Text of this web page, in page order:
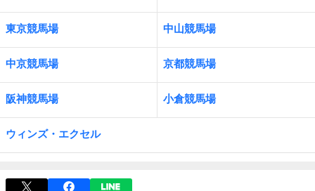
東京競馬場 中山競馬場
中京競馬場 京都競馬場
阪神競馬場 小倉競馬場
ウィンズ・エクセル